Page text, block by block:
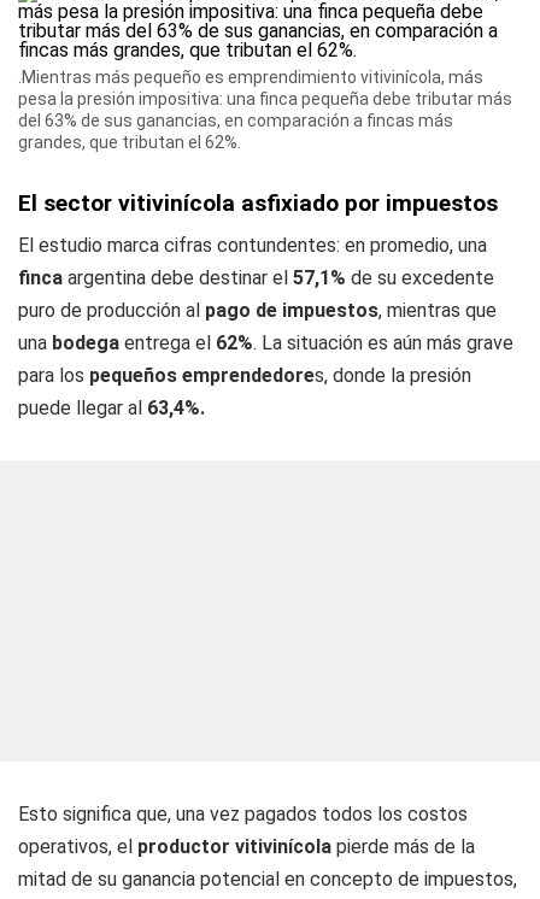
.Mientras más pequeño es emprendimiento vitivinícola, más
pesa la presión impositiva: una finca pequeña debe tributar más
del 63% de sus ganancias, en comparación a fincas más
grandes, que tributan el 62%.
El sector vitivinícola asfixiado por impuestos
El estudio marca cifras contundentes: en promedio, una
finca argentina debe destinar el 57,1% de su excedente
puro de producción al pago de impuestos, mientras que
una bodega entrega el 62%. La situación es aún más grave
para los pequeños emprendedores, donde la presión
puede llegar al 63,4%.
Esto significa que, una vez pagados todos los costos
operativos, el productor vitivinícola pierde más de la
mitad de su ganancia potencial en concepto de impuestos,